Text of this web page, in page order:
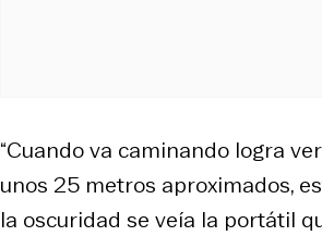
“Cuando va caminando logra
unos 25 metros aproximados,
la oscuridad se veía la portátil